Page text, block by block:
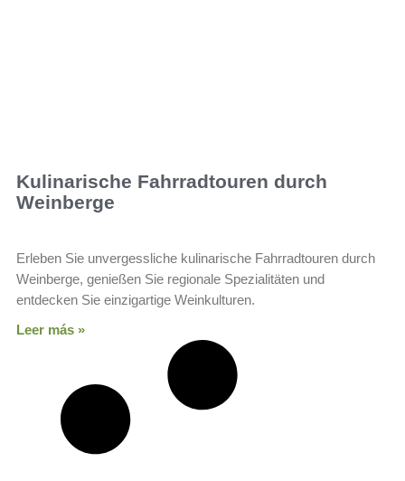
Kulinarische Fahrradtouren durch
Weinberge
Erleben Sie unvergessliche kulinarische Fahrradtouren durch
Weinberge, genießen Sie regionale Spezialitäten und
entdecken Sie einzigartige Weinkulturen.
Leer más »